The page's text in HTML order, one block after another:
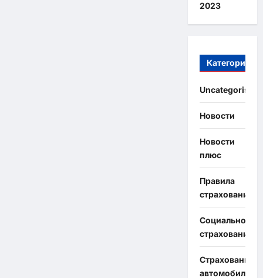
2023
Категории
Uncategorised
Новости
Новости
плюс
Правила
страхования
Социальное
страхование
Страхование
автомобиля